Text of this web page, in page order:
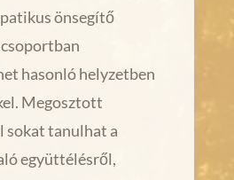
önsegítő
hasonló helyzetben
Megosztott
tanulhat a
együttélésről,